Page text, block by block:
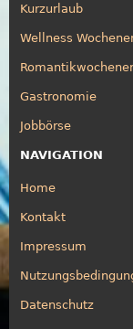
Kurzurlaub
Wellness
Gastronomie
Jobbörse
NAVIGATION
Home
Kontakt
Impressum
Datenschutz